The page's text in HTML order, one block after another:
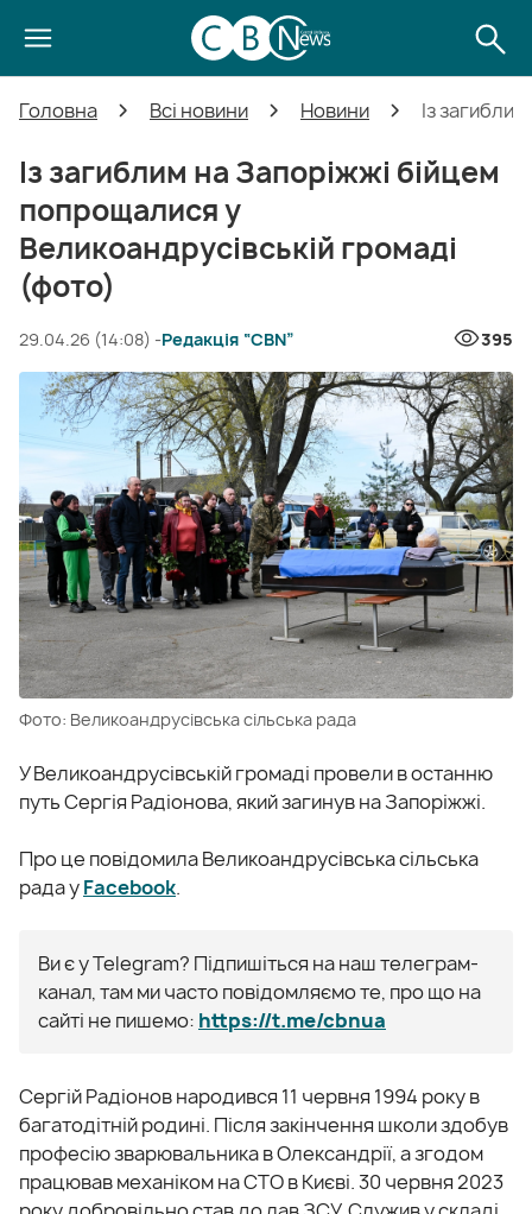
Головна Всі новини Новини Із
Із загиблим на Запоріжжі бійцем
попрощалися у
Великоандрусівській громаді
(фото)
29.04.26 (14:08) -Редакція “CBN” 395
Фото: Великоандрусівська сільська рада
У Великоандрусівській громаді провели в останню
путь Сергія Радіонова, який загинув на Запоріжжі.
Про це повідомила Великоандрусівська сільська
рада уFacebook.
Ви є у Telegram? Підпишіться на наш телеграм-
канал, там ми часто повідомляємо те, про що на
сайті не пишемо: https://t.me/cbnua
Сергій Радіонов народився 11 червня 1994 року в
багатодітній родині. Після закінчення школи здобув
професію зварювальника в Олександрії, а згодом
працював механіком на СТО в Києві. 30 червня 2023